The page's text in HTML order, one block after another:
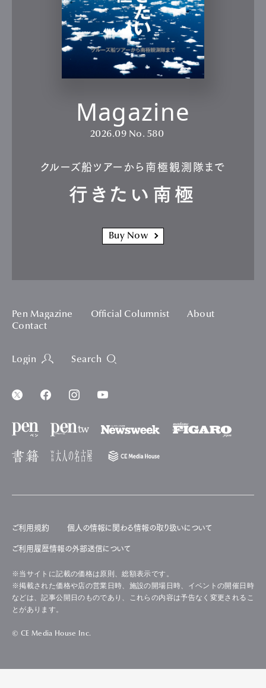
Magazine
2026.09 No. 580
クルーズ船ツアーから南極観測隊まで
行きたい南極
Buy Now
Pen Magazine Official Columnist
About
Contact
Login Search
ご利用規約 個人の情報に関わる情報の取り扱いについて
ご利用履歴情報の外部送信について
※当サイトに記載の価格は原則、総額表示です。
※掲載された価格や店の営業日時、施設の開場日時、イベントの開催日時
などは、記事公開日のものであり、これらの内容は予告なく変更されるこ
とがあります。
© CE Media House Inc.